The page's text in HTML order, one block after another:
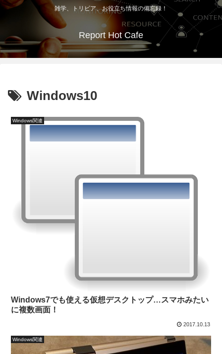
雑学、トリビア、お役立ち情報の備忘録！
Report Hot Cafe
Windows10
Windows関連
Windows7でも使える仮想デスクトップ…スマホみたい
に複数画面！
2017.10.13
Windows関連